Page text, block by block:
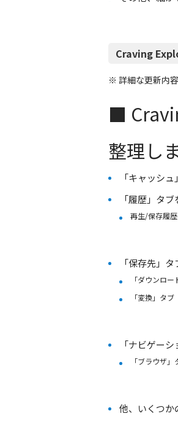
Craving
※ 詳細な更新内
■
整理し
「キャッシュ
「履歴」タ
再生/保存履
「保存先 」
「ダウンロー
「変換」タブ
「ナビゲーシ
「ブラウザ 」
他、いくつか